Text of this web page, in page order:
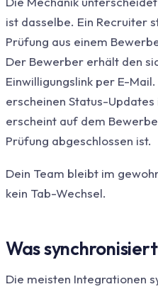
ist dasselbe. Ein Recruiter
Prüfung aus einem
Der Bewerber erhält den
Einwilligungslink per E-
erscheinen Status-
erscheint auf dem
Prüfung abgeschlossen ist.
Dein Team bleibt im
kein Tab-Wechsel.
Was
Die meisten Integrationen